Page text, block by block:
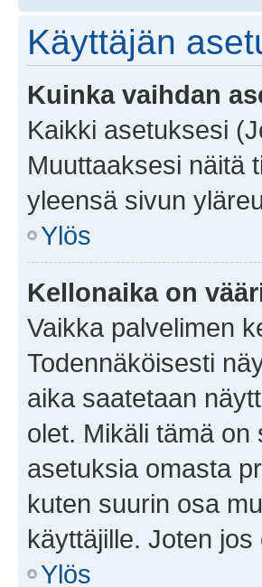
Käyttäjän
Kuinka vaihdan
Kaikki asetuksesi
Muuttaaksesi näitä
yleensä sivun
Ylös
Kellonaika on
Vaikka palvelimen
Todennäköisesti
aika saatetaan
olet. Mikäli tämä
asetuksia omasta
kuten suurin osa
käyttäjille. Joten
Ylös